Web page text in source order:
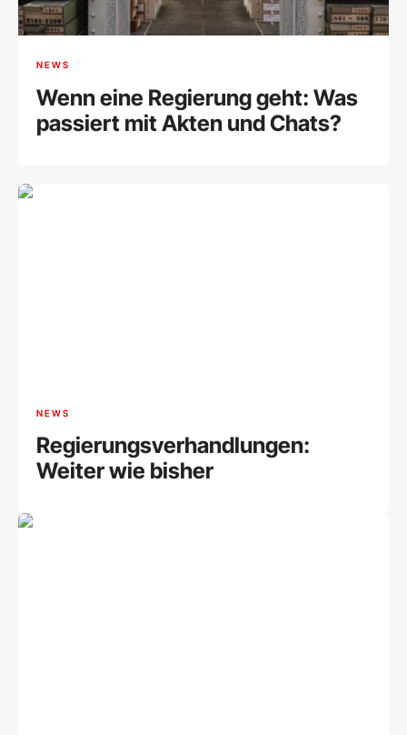
NEWS
Wenn eine Regierung geht: Was
passiert mit Akten und Chats?
NEWS
Regierungsverhandlungen:
Weiter wie bisher